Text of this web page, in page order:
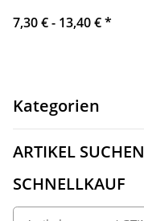
7,30 € - 13,40 €*
Kategorien
ARTIKEL SUCHEN
SCHNELLKAUF